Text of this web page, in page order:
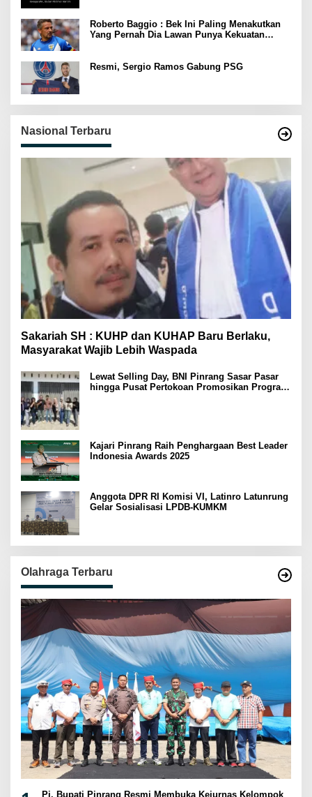
Roberto Baggio : Bek Ini Paling Menakutkan
Yang Pernah Dia Lawan Punya Kekuatan
Resmi, Sergio Ramos Gabung PSG
Nasional Terbaru
Sakariah SH : KUHP dan KUHAP Baru Berlaku,
Masyarakat Wajib Lebih Waspada
Lewat Selling Day, BNI Pinrang Sasar Pasar
hingga Pusat Pertokoan Promosikan Program
Kajari Pinrang Raih Penghargaan Best Leader
Indonesia Awards 2025
Anggota DPR RI Komisi VI, Latinro Latunrung
Gelar Sosialisasi LPDB-KUMKM
Olahraga Terbaru
Pj. Bupati Pinrang Resmi Membuka Kejurnas Kelompok